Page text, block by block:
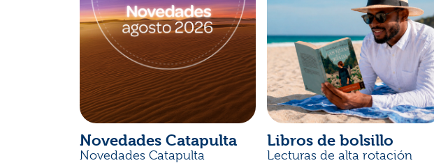
Novedades Catapulta
Novedades Catapulta
Libros de bolsillo
Lecturas de alta rotación